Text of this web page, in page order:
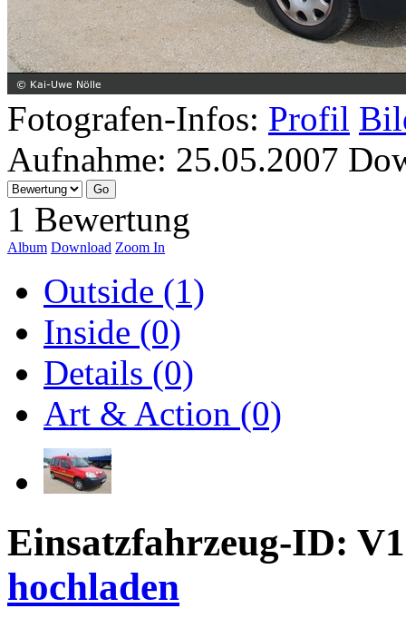
Fotografen-Infos: Profil
Aufnahme: 25.05.2007
1 Bewertung
Album Download Zoom In
Outside (1)
Inside (0)
Details (0)
Art & Action (0)
Einsatzfahrzeug-ID:
hochladen